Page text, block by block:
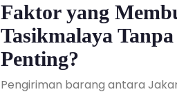
Faktor yang
Tasikmalaya
Penting?
Pengiriman barang antara